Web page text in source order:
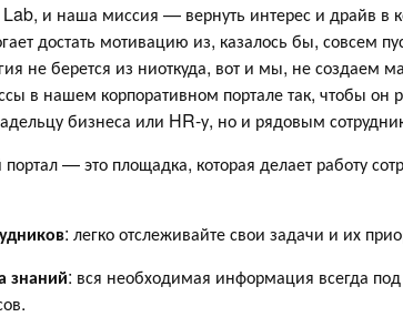
и наша миссия — вернуть интерес и драйв в
достать мотивацию из, казалось бы, совсем
не берется из ниоткуда, вот и мы, не создаем
в нашем корпоративном портале так, чтобы он
бизнеса или HR-у, но и рядовым
— это площадка, которая делает работу
: легко отслеживайте свои задачи и их
знаний: вся необходимая информация всегда